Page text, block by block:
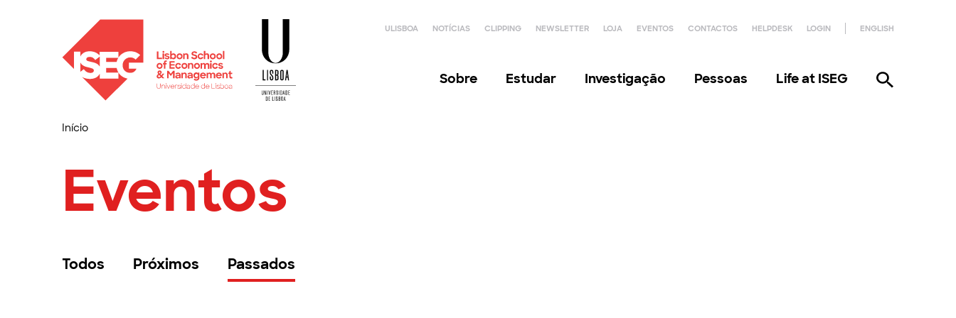
ULISBOA NOTÍCIAS CLIPPING NEWSLETTER LOJA EVENTOS CONTACTOS HELPDESK LOGIN ENGLISH
Sobre Estudar Investigação Pessoas Life at ISEG
Início
Eventos
Todos Próximos Passados